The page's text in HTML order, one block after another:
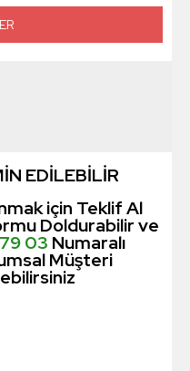
EDİLEBİLİR
için Teklif Al
Doldurabilir ve
03 Numaralı
Müşteri